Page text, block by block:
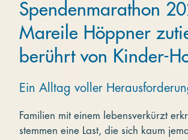
Spendenmarathon
Mareile Höppner
berührt von Kinder-
Ein Alltag voller
Familien mit einem lebensverkürzt
stemmen eine Last, die sich kaum